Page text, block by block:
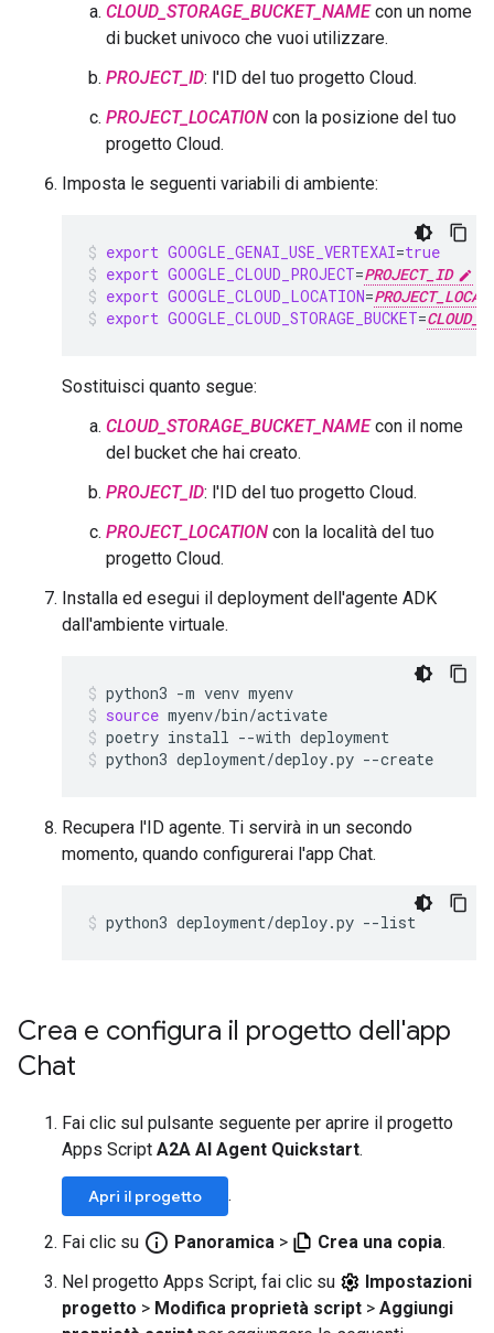
CLOUD_STORAGE_BUCKET_NAMEcon un nome
di bucket univoco che vuoi utilizzare.
PROJECT_ID: l'ID del tuo progetto Cloud.
PROJECT_LOCATION con la posizione del tuo
progetto Cloud.
Imposta le seguenti variabili di ambiente:
export GOOGLE_GENAI_USE_VERTEXAI=true
export GOOGLE_CLOUD_PROJECT=PROJECT_ID
export GOOGLE_CLOUD_LOCATION=
export GOOGLE_CLOUD_STORAGE_BUCKET=
Sostituisci quanto segue:
CLOUD_STORAGE_BUCKET_NAMEcon il nome
del bucket che hai creato.
PROJECT_ID: l'ID del tuo progetto Cloud.
PROJECT_LOCATION con la località del tuo
progetto Cloud.
Installa ed esegui il deployment dell'agente ADK
dall'ambiente virtuale.
python3 -m venv myenv
source myenv/bin/activate
poetry install --with deployment
python3 deployment/deploy.py --create
Recupera l'ID agente. Ti servirà in un secondo
momento, quando configurerai l'app Chat.
python3 deployment/deploy.py --list
Crea e configura il progetto dell'app
Chat
Fai clic sul pulsante seguente per aprire il progetto
Apps Script A2A AI Agent Quickstart.
Apri il progetto .
Fai clic su info_outline Panoramica > Crea una copia.
Nel progetto Apps Script, fai clic su
Impostazioni
progetto > Modifica proprietà script > Aggiungi